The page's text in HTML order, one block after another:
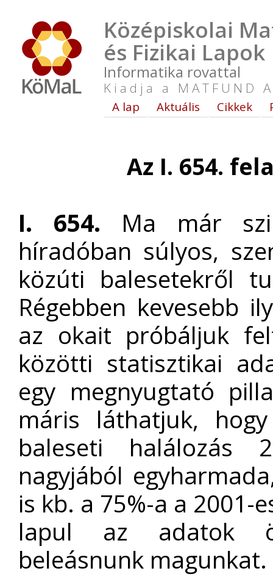
Középiskolai
és Fizikai Lapok
Informatika rovattal
Kiadja a MATFUND
A lap Aktuális Cikkek
Az I. 654.
I. 654. Ma már
híradóban súlyos,
közúti balesetekről
Régebben kevesebb
az okait próbáljuk
közötti statisztikai
egy megnyugtató
máris láthatjuk,
baleseti halálozás
nagyjából
is kb. a 75%-a a 2001-
lapul az adatok
beleásnunk magunkat.